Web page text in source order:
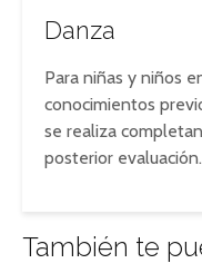
Danza
Para niñas y niños
conocimientos
se realiza
posterior evaluación.
También te